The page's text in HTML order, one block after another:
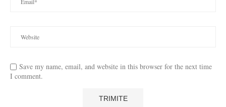
Save my name, email, and website in this browser for the next time
I comment.